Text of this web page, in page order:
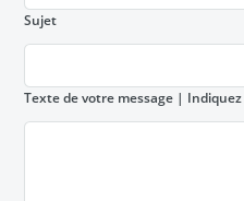
Sujet
Texte de votre message |